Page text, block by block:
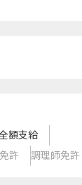
額支給
許 調理師免許